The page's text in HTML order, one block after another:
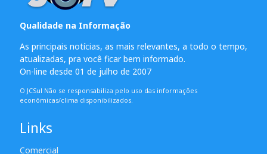
Qualidade na Informação
As principais notícias, as mais relevantes, a todo o tempo,
atualizadas, pra você ficar bem informado.
On-line desde 01 de julho de 2007
O JCSul Não se responsabiliza pelo uso das informações
econômicas/clima disponibilizados.
Links
Comercial